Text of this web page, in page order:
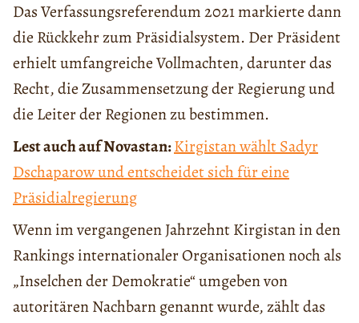
Das Verfassungsreferendum 2021 markierte dann
die Rückkehr zum Präsidialsystem. Der Präsident
erhielt umfangreiche Vollmachten, darunter das
Recht, die Zusammensetzung der Regierung und
die Leiter der Regionen zu bestimmen.
Lest auch auf Novastan:Kirgistan wählt Sadyr
Dschaparow und entscheidet sich für eine
Präsidialregierung
Wenn im vergangenen Jahrzehnt Kirgistan in den
Rankings internationaler Organisationen noch als
„Inselchen der Demokratie“ umgeben von
autoritären Nachbarn genannt wurde, zählt das